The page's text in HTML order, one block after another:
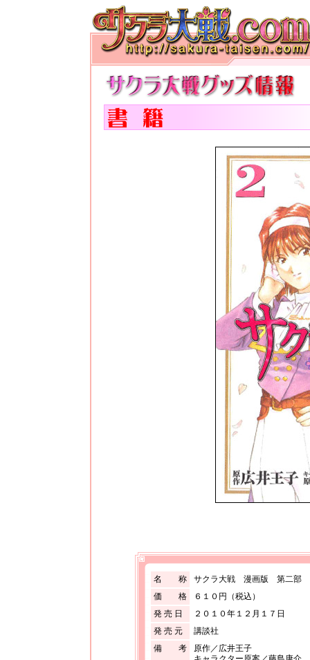
名 称
サクラ大戦 漫画版 第二部
価 格
６１０円（税込）
発 売 日
２０１０年１２月１７日
発 売 元
講談社
備 考
原作／広井王子